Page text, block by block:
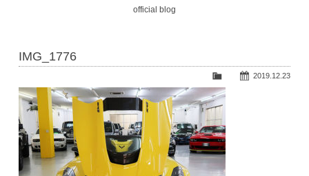
在庫車情報
会社紹介
スタッフ募集
official blog
IMG_1776
2019.12.23